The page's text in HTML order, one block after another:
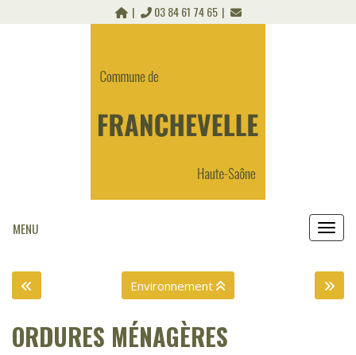
03 84 61 74 65
MENU
Environnement
ORDURES MÉNAGÈRES
Panneau de gestion des cookies